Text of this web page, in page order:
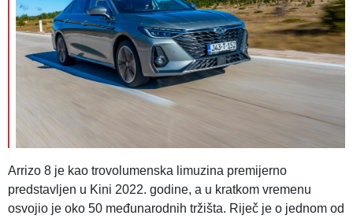
Arrizo 8 je kao trovolumenska limuzina premijerno
predstavljen u Kini 2022. godine, a u kratkom vremenu
osvojio je oko 50 međunarodnih tržišta. Riječ je o jednom od